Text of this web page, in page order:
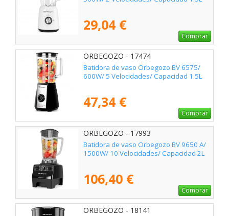
29,04 €
Comprar
ORBEGOZO - 17474
Batidora de vaso Orbegozo BV 6575/
600W/ 5 Velocidades/ Capacidad 1.5L
47,34 €
Comprar
ORBEGOZO - 17993
Batidora de vaso Orbegozo BV 9650 A/
1500W/ 10 Velocidades/ Capacidad 2L
106,40 €
Comprar
ORBEGOZO - 18141